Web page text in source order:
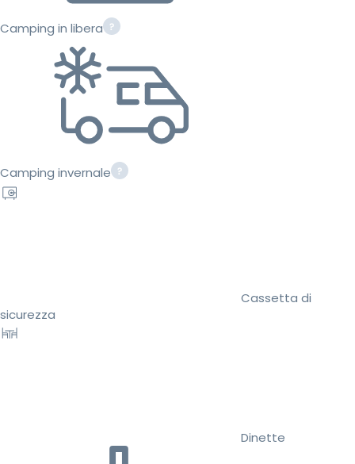
Camping in libera
Camping invernale
Cassetta di
sicurezza
Dinette